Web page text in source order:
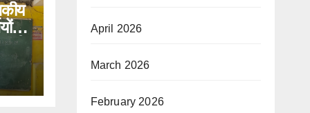
की
April 2026
March 2026
February 2026